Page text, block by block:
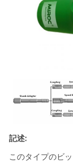
PRIVACY
POLICY
記述:
このタイプのビ